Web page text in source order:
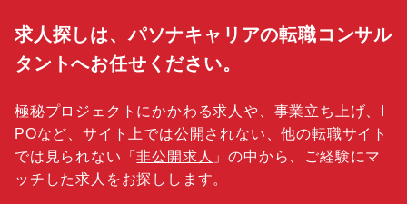
求人探しは、パソナキャリアの転職コンサル
タントへお任せください。
極秘プロジェクトにかかわる求人や、事業立ち上げ、I
POなど、サイト上では公開されない、他の転職サイト
では見られない「非公開求人 」の中から、ご経験にマ
ッチした求人をお探しします。